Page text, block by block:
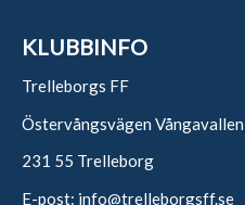
KLUBBINFO
Trelleborgs FF
Östervångsvägen Vångavallen
231 55 Trelleborg
E-post: info@trelleborgsff.se